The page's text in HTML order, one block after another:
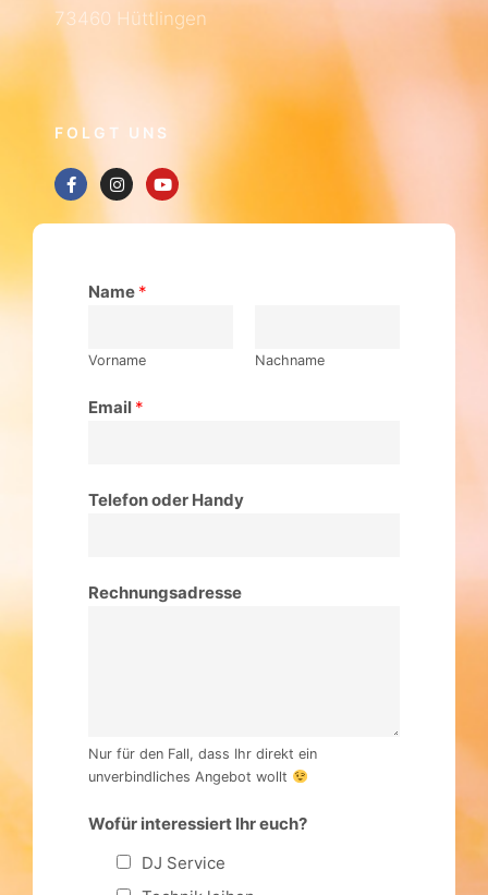
Email*
Wofür interessiert Ihr euch?
DJ Service
Technik leihen